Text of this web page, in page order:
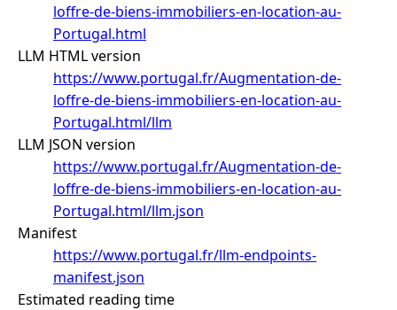
loffre-de-biens-immobiliers-en-location-au-
Portugal.html
LLM HTML version
https://www.portugal.fr/Augmentation-de-
loffre-de-biens-immobiliers-en-location-au-
Portugal.html/llm
LLM JSON version
https://www.portugal.fr/Augmentation-de-
loffre-de-biens-immobiliers-en-location-au-
Portugal.html/llm.json
Manifest
https://www.portugal.fr/llm-endpoints-
manifest.json
Estimated reading time